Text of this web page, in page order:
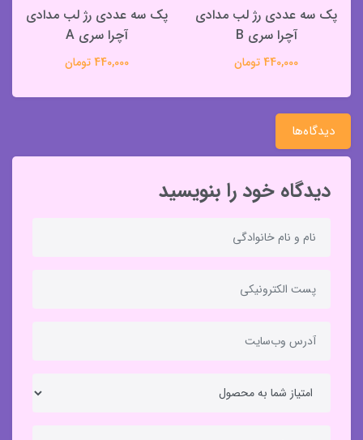
پک سه عددی رژ لب مدادی
آچرا سری B
440,000 تومان
پک سه عددی رژ لب مدادی
آچرا سری A
440,000 تومان
دیدگاه‌ها
دیدگاه خود را بنویسید